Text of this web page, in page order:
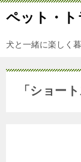
ペット・
犬と一緒に楽しく
「ショー